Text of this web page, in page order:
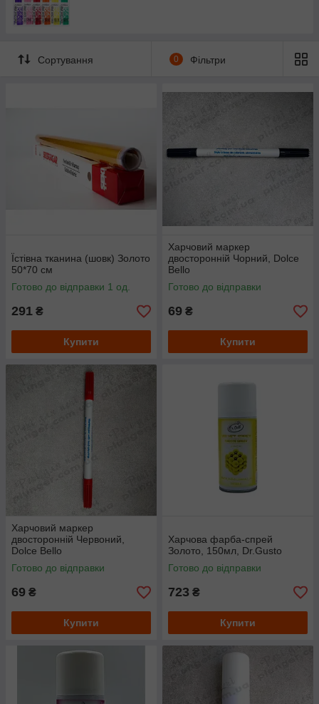
Сортування 0 Фільтри
Їстівна тканина (шовк) Золото
50*70 см
Готово до відправки 1 од.
291 ₴
Купити
Харчовий маркер
двосторонній Чорний, Dolce
Bellо
Готово до відправки
69 ₴
Купити
Харчовий маркер
двосторонній Червоний,
Dolce Bellо
Готово до відправки
69 ₴
Купити
Харчова фарба-спрей
Золото, 150мл, Dr.Gusto
Готово до відправки
723 ₴
Купити